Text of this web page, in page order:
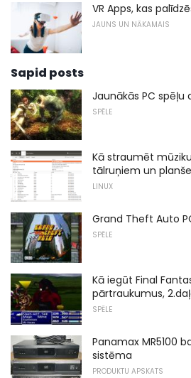
VR Apps, kas
JAUNS UN NĀKAMAIS
Sapid posts
Jaunākās PC spēļu
SPĒLE
Kā straumēt
tālruņiem un
LINUX
Grand Theft Auto
SPĒLE
Kā iegūt Final
pārtraukumus,
SPĒLE
Panamax MR5100
sistēma
PRODUKTU APSKATS